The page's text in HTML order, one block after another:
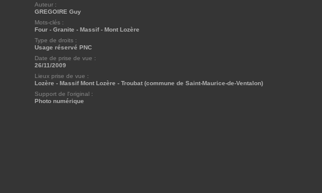
Auteur :
GREGOIRE Guy
Mots-clés :
Four - Granite - Massif- Mont Lozère
Type de droits :
Usage réservé PNC
Date de prise de vue :
26/11/2009
Lieux prise de vue :
Lozère - Massif Mont Lozère - Troubat (commune de Saint-Maurice-de-Ventalon)
Support de l'original :
Photo numérique